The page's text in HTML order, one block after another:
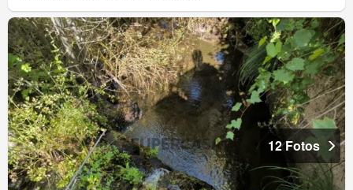
12 Fotos